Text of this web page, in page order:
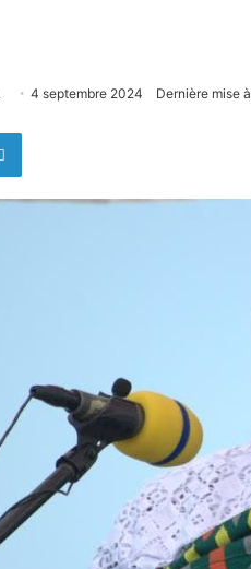
4 septembre 2024 Dernière mise
Linkedin